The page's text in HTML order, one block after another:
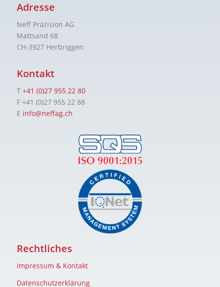
Adresse
Neff Präzision AG
Mattsand 68
CH-3927 Herbriggen
Kontakt
T +41 (0)27 955 22 80
F +41 (0)27 955 22 88
E info@neffag.ch
Rechtliches
Impressum & Kontakt
Datenschutzerklärung